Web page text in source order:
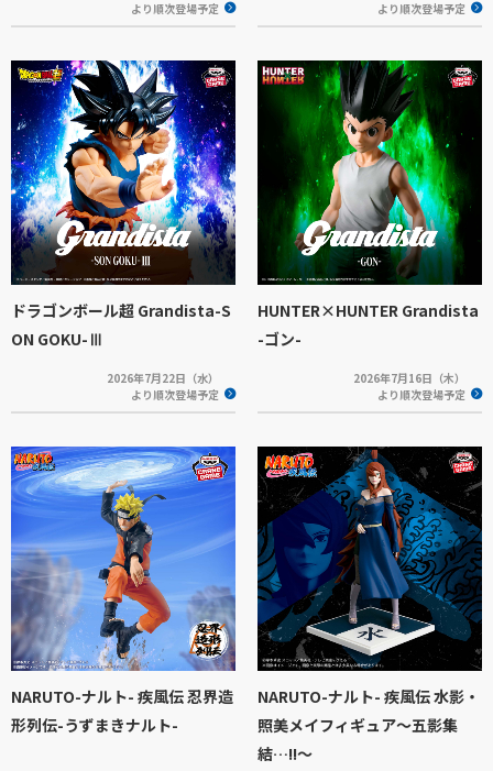
より順次登場予定
より順次登場予定
ドラゴンボール超 Grandista-S
ON GOKU-Ⅲ
2026年7月22日（水）
より順次登場予定
HUNTER×HUNTER Grandista
-ゴン-
2026年7月16日（木）
より順次登場予定
NARUTO-ナルト- 疾風伝 忍界造
形列伝-うずまきナルト-
NARUTO-ナルト- 疾風伝 水影・
照美メイフィギュア～五影集
結…!!～